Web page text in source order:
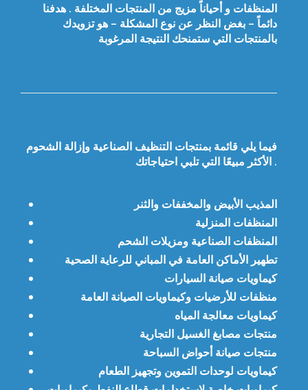
المنظفات و أحياناً مزيج من المنتجات المختلفة . هدفنا
دائماً– بغض النظر عن نوع المشكلة – هو تزويدك
بالمنتجات التي ستمنحك النتيجة المرغوبة
فيما يلي قائمة بمنتجات التنظيف الصناعية وإزالة الشحوم
الأكثر مبيعًا التي تلبي احتياجاتك .
المذيب الأبيض والمخففات والثنر
المنظفات المنزلية
المنظفات الصناعية ومزيلات الشحم
تطهير الأماكن العامة في المباني للرعاية الصحية
كيماويات صيانة السيارات
منظفات للأرضيات وكيماويات الصيانة العامة
كيماويات معالجة المياه
منتجات مصابغ الغسيل التجارية
منتجات صيانة أحواض السباحة
كيماويات لوحدات التموين وتجهيز الطعام